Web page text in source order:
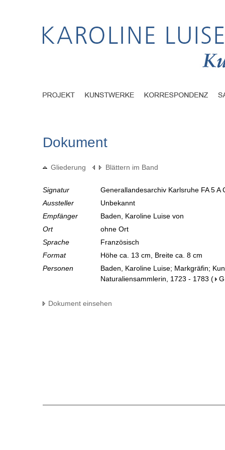
Dokument
Gliederung Blättern im Band
Signatur
Generallandesarchiv Karlsruhe FA 5 A
Aussteller
Unbekannt
Empfänger
Baden, Karoline Luise von
Ort
ohne Ort
Sprache
Französisch
Format
Höhe ca. 13 cm, Breite ca. 8 cm
Personen
Baden, Karoline Luise; Markgräfin;
Naturaliensammlerin, 1723 - 1783 (
Dokument einsehen